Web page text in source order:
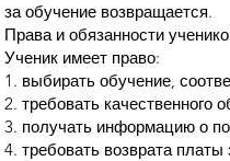
за обучение возвращается.
Права и обязанности
Ученик имеет право:
1. выбирать обучение,
2. требовать качественного
3. получать информацию о
4. требовать возврата